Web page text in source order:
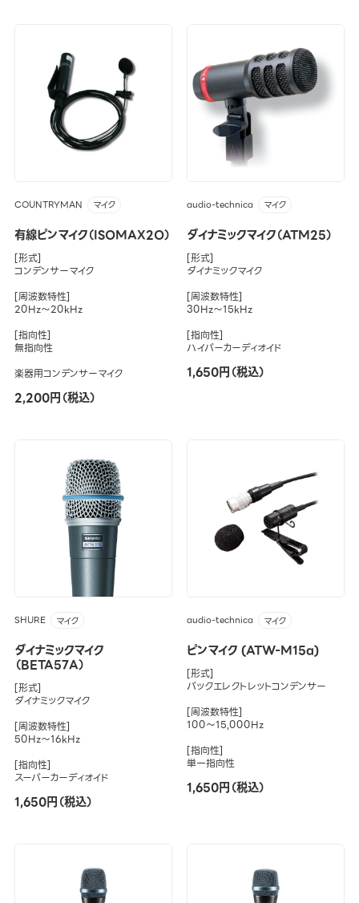
COUNTRYMAN マイク
有線ピンマイク（ISOMAX2O）
[形式]
コンデンサーマイク
[周波数特性]
20Hz～20kHz
[指向性]
無指向性
楽器用コンデンサーマイク
2,200円（税込）
audio-technica マイク
ダイナミックマイク（ATM25）
[形式]
ダイナミックマイク
[周波数特性]
30Hz～15kHz
[指向性]
ハイパーカーディオイド
1,650円（税込）
SHURE マイク
ダイナミックマイク
（BETA57A）
[形式]
ダイナミックマイク
[周波数特性]
50Hz～16kHz
[指向性]
スーパーカーディオイド
1,650円（税込）
audio-technica マイク
ピンマイク (ATW-M15a)
[形式]
バックエレクトレットコンデンサー
[周波数特性]
100～15,000Hz
[指向性]
単一指向性
1,650円（税込）